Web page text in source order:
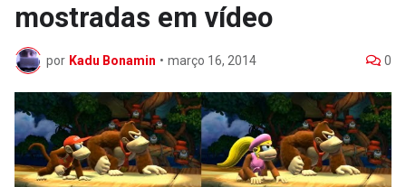
mostradas em vídeo
por Kadu Bonamin • março 16, 2014 0